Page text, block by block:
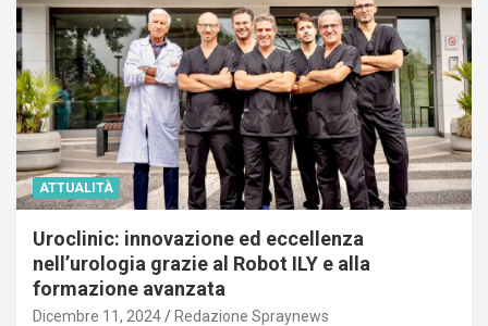
ATTUALITÀ
Uroclinic: innovazione ed eccellenza
nell’urologia grazie al Robot ILY e alla
formazione avanzata
Dicembre 11, 2024 Redazione Spraynews